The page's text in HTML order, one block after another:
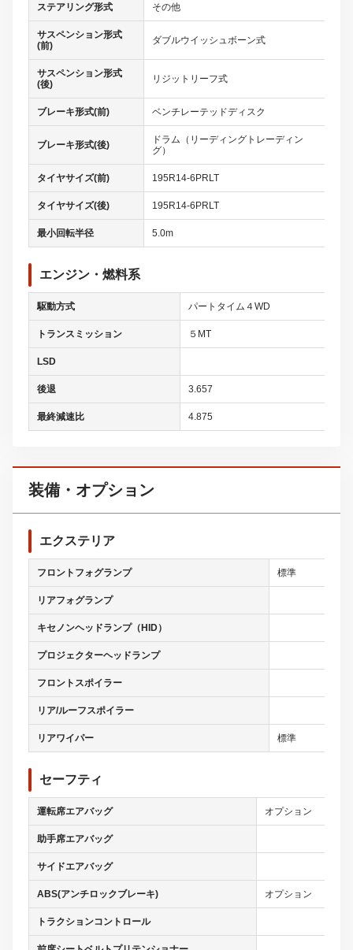
ステアリング形式 その他
サスペンション形式
(前)
ダブルウイッシュボーン式
サスペンション形式
(後)
リジットリーフ式
ブレーキ形式(前) ベンチレーテッドディスク
ブレーキ形式(後)
ドラム（リーディングトレーディン
グ）
タイヤサイズ(前) 195R14-6PRLT
タイヤサイズ(後) 195R14-6PRLT
最小回転半径 5.0m
エンジン・燃料系
駆動方式 パートタイム４WD
トランスミッション ５MT
LSD
後退 3.657
最終減速比 4.875
装備・オプション
エクステリア
フロントフォグランプ 標準
リアフォグランプ
キセノンヘッドランプ（HID）
プロジェクターヘッドランプ
フロントスポイラー
リア/ルーフスポイラー
リアワイパー 標準
セーフティ
運転席エアバッグ オプション
助手席エアバッグ
サイドエアバッグ
ABS(アンチロックブレーキ) オプション
トラクションコントロール